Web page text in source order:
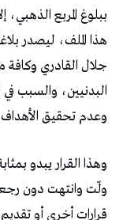
ببلوغ المربع الذهبي،
هذا الملف، ليصدر
جلال القادري وكافة
البدنيين، والسبب
وعدم تحقيق الأهداف
وهذا القرار يبدو
ولّت وانتهت دون رجعة
قرارات أخرى أو